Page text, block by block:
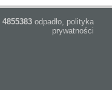
4855383 odpadło, polityka
prywatności